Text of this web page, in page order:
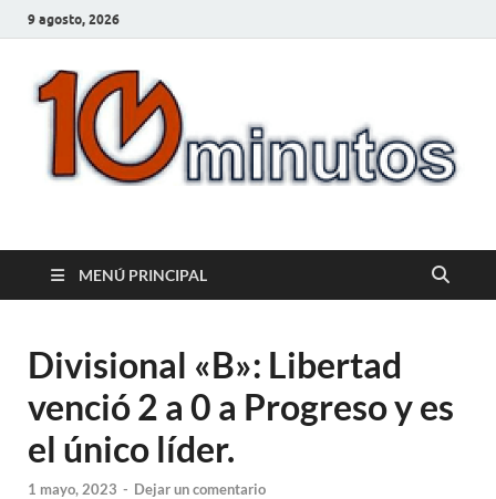
9 agosto, 2026
10minutos.com.uy
MENÚ PRINCIPAL
Divisional «B»: Libertad
venció 2 a 0 a Progreso y es
el único líder.
1 mayo, 2023 - Dejar un comentario